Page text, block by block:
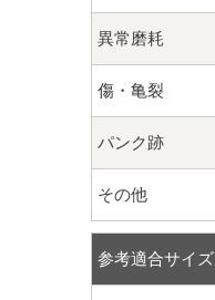
異常磨耗
傷・亀裂
パンク跡
その他
参考適合サイズ